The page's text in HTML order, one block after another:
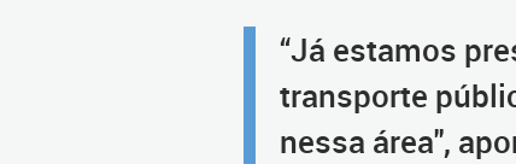
“Já estamos
transporte
nessa área",